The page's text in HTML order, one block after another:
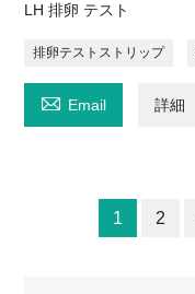
LH 排卵 テスト
排卵テストストリップ
 Email 詳細
1 2